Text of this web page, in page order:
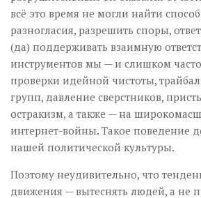
всё это время не могли найти
разногласия, разрешить споры,
(да) поддерживать взаимную
инструментов мы — и слишком
проверки идейной чистоты,
групп, давление сверстников,
остракизм, а также — на
интернет-войны. Такое поведение
нашей политической культуры.
Поэтому неудивительно, что
движения — вытеснять людей, а не